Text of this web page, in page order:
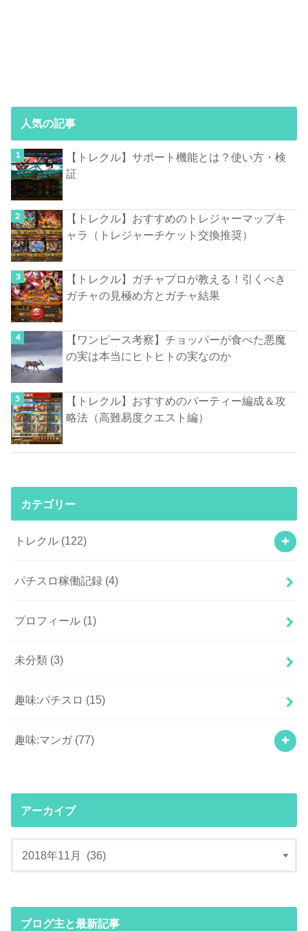
人気の記事
【トレクル】サポート機能とは？使い方・検
証
【トレクル】おすすめのトレジャーマップキ
ャラ（トレジャーチケット交換推奨）
【トレクル】ガチャプロが教える！引くべき
ガチャの見極め方とガチャ結果
【ワンピース考察】チョッパーが食べた悪魔
の実は本当にヒトヒトの実なのか
【トレクル】おすすめのパーティー編成＆攻
略法（高難易度クエスト編）
カテゴリー
トレクル (122)
パチスロ稼働記録 (4)
プロフィール (1)
未分類 (3)
趣味:パチスロ (15)
趣味:マンガ (77)
アーカイブ
ブログ主と最新記事